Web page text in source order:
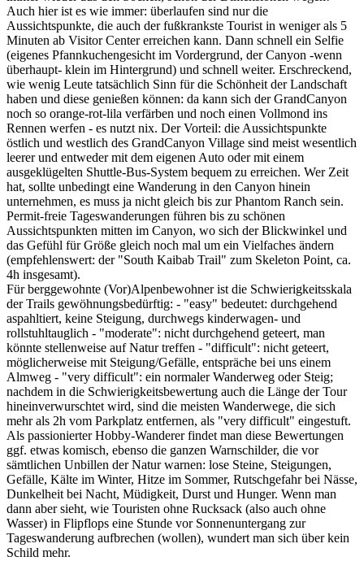
Auch hier ist es wie immer: überlaufen sind nur die
Aussichtspunkte, die auch der fußkrankste Tourist in weniger als 5
Minuten ab Visitor Center erreichen kann. Dann schnell ein Selfie
(eigenes Pfannkuchengesicht im Vordergrund, der Canyon -wenn
überhaupt- klein im Hintergrund) und schnell weiter. Erschreckend,
wie wenig Leute tatsächlich Sinn für die Schönheit der Landschaft
haben und diese genießen können: da kann sich der GrandCanyon
noch so orange-rot-lila verfärben und noch einen Vollmond ins
Rennen werfen - es nutzt nix. Der Vorteil: die Aussichtspunkte
östlich und westlich des GrandCanyon Village sind meist wesentlich
leerer und entweder mit dem eigenen Auto oder mit einem
ausgeklügelten Shuttle-Bus-System bequem zu erreichen. Wer Zeit
hat, sollte unbedingt eine Wanderung in den Canyon hinein
unternehmen, es muss ja nicht gleich bis zur Phantom Ranch sein.
Permit-freie Tageswanderungen führen bis zu schönen
Aussichtspunkten mitten im Canyon, wo sich der Blickwinkel und
das Gefühl für Größe gleich noch mal um ein Vielfaches ändern
(empfehlenswert: der "South Kaibab Trail" zum Skeleton Point, ca.
4h insgesamt).
Für berggewohnte (Vor)Alpenbewohner ist die Schwierigkeitsskala
der Trails gewöhnungsbedürftig: - "easy" bedeutet: durchgehend
aspahltiert, keine Steigung, durchwegs kinderwagen- und
rollstuhltauglich - "moderate": nicht durchgehend geteert, man
könnte stellenweise auf Natur treffen - "difficult": nicht geteert,
möglicherweise mit Steigung/Gefälle, entspräche bei uns einem
Almweg - "very difficult": ein normaler Wanderweg oder Steig;
nachdem in die Schwierigkeitsbewertung auch die Länge der Tour
hineinverwurschtet wird, sind die meisten Wanderwege, die sich
mehr als 2h vom Parkplatz entfernen, als "very difficult" eingestuft.
Als passionierter Hobby-Wanderer findet man diese Bewertungen
ggf. etwas komisch, ebenso die ganzen Warnschilder, die vor
sämtlichen Unbillen der Natur warnen: lose Steine, Steigungen,
Gefälle, Kälte im Winter, Hitze im Sommer, Rutschgefahr bei Nässe,
Dunkelheit bei Nacht, Müdigkeit, Durst und Hunger. Wenn man
dann aber sieht, wie Touristen ohne Rucksack (also auch ohne
Wasser) in Flipflops eine Stunde vor Sonnenuntergang zur
Tageswanderung aufbrechen (wollen), wundert man sich über kein
Schild mehr.